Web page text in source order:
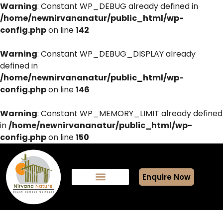
Warning: Constant WP_DEBUG already defined in
/home/newnirvananatur/public_html/wp-
config.phpon line142
Warning: Constant WP_DEBUG_DISPLAY already
defined in
/home/newnirvananatur/public_html/wp-
config.phpon line146
Warning: Constant WP_MEMORY_LIMIT already defined
in/home/newnirvananatur/public_html/wp-
config.phpon line150
Enquire Now